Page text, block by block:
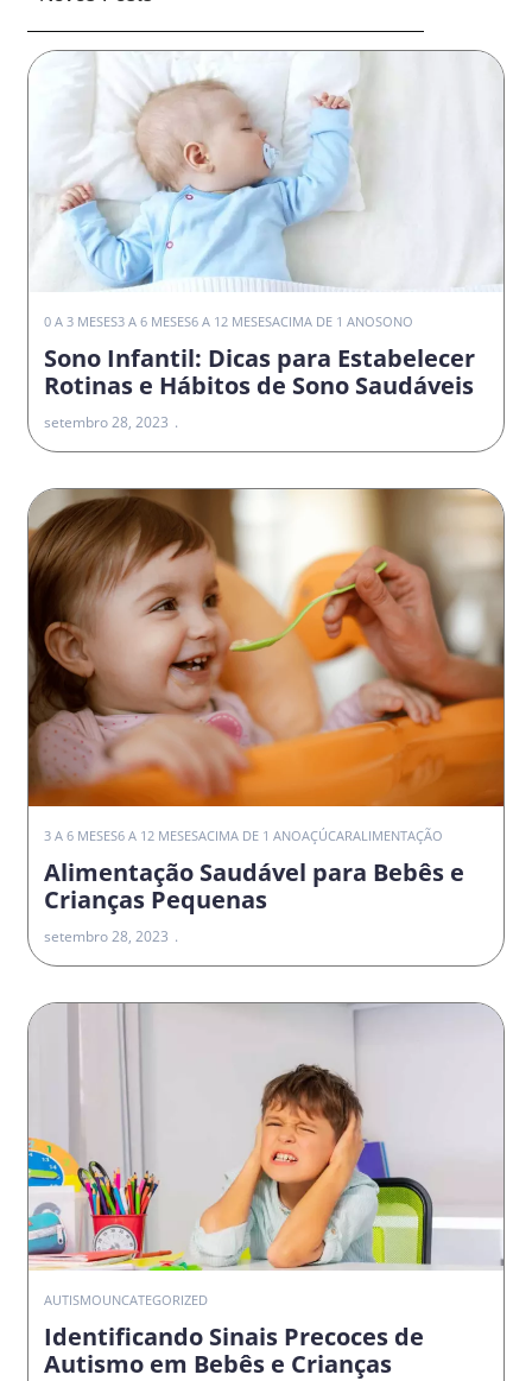
0 A 3 MESES3 A 6 MESES6 A 12 MESESACIMA DE 1 ANOSONO
Sono Infantil: Dicas para Estabelecer
Rotinas e Hábitos de Sono Saudáveis
setembro 28, 2023
3 A 6 MESES6 A 12 MESESACIMA DE 1 ANOAÇÚCARALIMENTAÇÃO
Alimentação Saudável para Bebês e
Crianças Pequenas
setembro 28, 2023
AUTISMOUNCATEGORIZED
Identificando Sinais Precoces de
Autismo em Bebês e Crianças